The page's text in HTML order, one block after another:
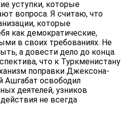
уступки, которые
вопроса. Я считаю, что
которые
как демократические,
в своих требованиях. Не
а довести дело до конца.
что к Туркменистану
поправки Джексона-
Ашгабат освободил
деятелей, узников
не всегда